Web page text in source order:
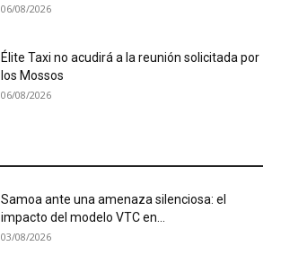
06/08/2026
Élite Taxi no acudirá a la reunión solicitada por
los Mossos
06/08/2026
Samoa ante una amenaza silenciosa: el
impacto del modelo VTC en...
03/08/2026